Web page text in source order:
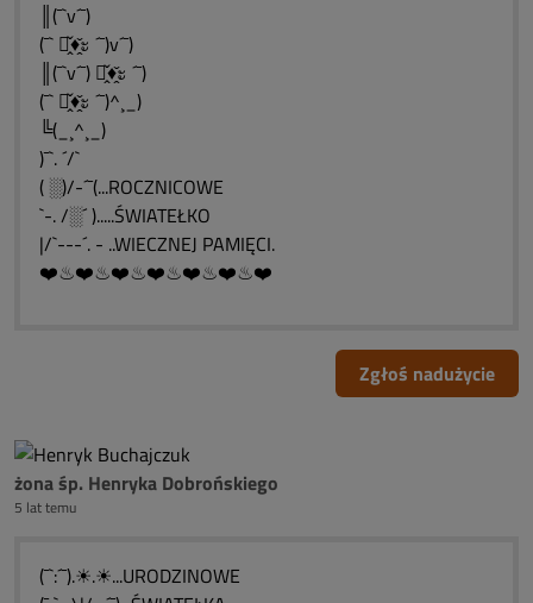
║(¯`v´¯)
(¯` ะ̭̌♦̭̌ะ ´¯)v´¯)
║(¯`v´¯) ะ̭̌♦̭̌ะ ´¯)
(¯` ะ̭̌♦̭̌ะ ´¯)^¸_)
╚(_¸^¸_)
)¯`. ´/`
( ░)/-´¯(...ROCZNICOWE
`-. /░´ ).....ŚWIATEŁKO
|/`---´. - ..WIECZNEJ PAMIĘCI.
❤️♨❤️♨❤️♨❤️♨❤️♨❤️♨❤️
Zgłoś nadużycie
żona śp. Henryka Dobrońskiego
5 lat temu
(¯`:´¯).☀.☀...URODZINOWE